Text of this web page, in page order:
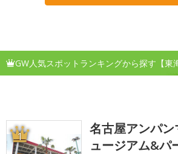
GW人気スポットランキングから探す【東
1
名古屋アンパン
ュージアム&パ